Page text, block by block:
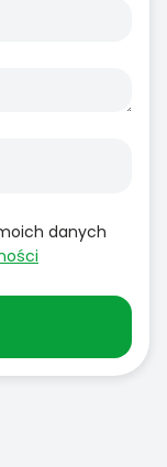
danych